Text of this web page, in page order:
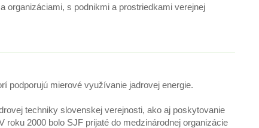
organizáciami, s podnikmi a prostriedkami verejnej
podporujú mierové využívanie jadrovej energie.
techniky slovenskej verejnosti, ako aj poskytovanie
2000 bolo SJF prijaté do medzinárodnej organizácie